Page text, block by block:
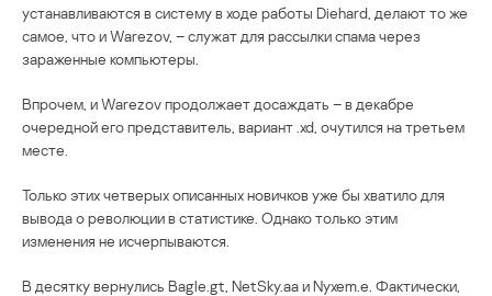
устанавливаются в систему в ходе работы Diehard, делают то же
самое, что и Warezov, – служат для рассылки спама через
зараженные компьютеры.
Впрочем, и Warezov продолжает досаждать – в декабре
очередной его представитель, вариант .xd, очутился на третьем
месте.
Только этих четверых описанных новичков уже бы хватило для
вывода о революции в статистике. Однако только этим
изменения не исчерпываются.
В десятку вернулись Bagle.gt, NetSky.aa и Nyxem.e. Фактически,